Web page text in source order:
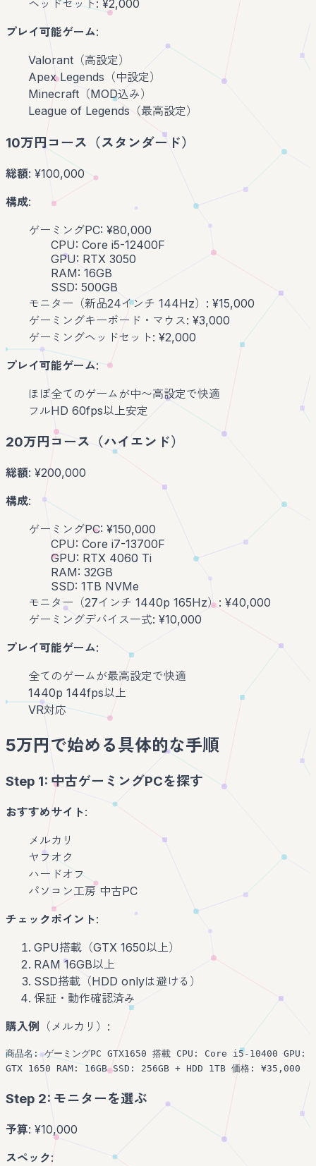
ヘッドセット: ¥2,000
プレイ可能ゲーム:
Valorant（高設定）
Apex Legends（中設定）
Minecraft（MOD込み）
League of Legends（最高設定）
10万円コース（スタンダード）
総額: ¥100,000
構成:
ゲーミングPC: ¥80,000
CPU: Core i5-12400F
GPU: RTX 3050
RAM: 16GB
SSD: 500GB
モニター（新品24インチ 144Hz）: ¥15,000
ゲーミングキーボード・マウス: ¥3,000
ゲーミングヘッドセット: ¥2,000
プレイ可能ゲーム:
ほぼ全てのゲームが中〜高設定で快適
フルHD 60fps以上安定
20万円コース（ハイエンド）
総額: ¥200,000
構成:
ゲーミングPC: ¥150,000
CPU: Core i7-13700F
GPU: RTX 4060 Ti
RAM: 32GB
SSD: 1TB NVMe
モニター（27インチ 1440p 165Hz）: ¥40,000
ゲーミングデバイス一式: ¥10,000
プレイ可能ゲーム:
全てのゲームが最高設定で快適
1440p 144fps以上
VR対応
5万円で始める具体的な手順
Step 1: 中古ゲーミングPCを探す
おすすめサイト:
メルカリ
ヤフオク
ハードオフ
パソコン工房 中古PC
チェックポイント:
GPU搭載（GTX 1650以上）
RAM 16GB以上
SSD搭載（HDD onlyは避ける）
保証・動作確認済み
購入例 （メルカリ）:
商品名: ゲーミングPC GTX1650 搭載 CPU: Core i5-10400 GPU:
GTX 1650 RAM: 16GB SSD: 256GB + HDD 1TB 価格: ¥35,000
Step 2: モニターを選ぶ
予算: ¥10,000
スペック: